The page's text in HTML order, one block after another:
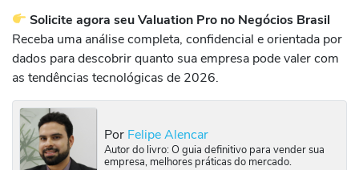
Solicite agora seu Valuation Pro no Negócios Brasil
Receba uma análise completa, confidencial e orientada por
dados para descobrir quanto sua empresa pode valer com
as tendências tecnológicas de 2026.
Por Felipe Alencar
Autor do livro: O guia definitivo para vender sua
empresa, melhores práticas do mercado.